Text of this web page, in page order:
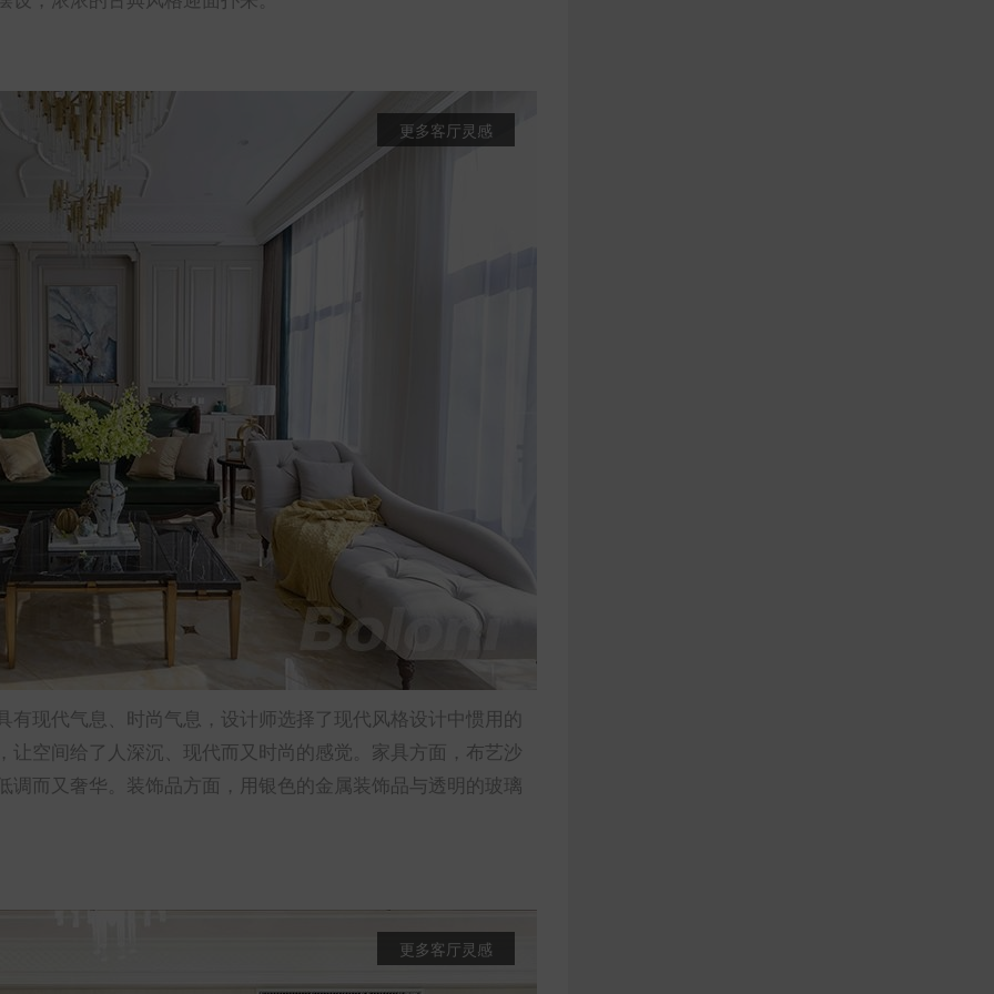
更多客厅灵感
现代气息、时尚气息，设计师选择了现代风格设计中惯用的
空间给了人深沉、现代而又时尚的感觉。家具方面，布艺沙
而又奢华。装饰品方面，用银色的金属装饰品与透明的玻璃
更多客厅灵感